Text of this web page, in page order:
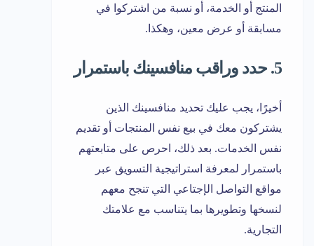
المنتج أو الخدمة، أو نسبة من اشتركوا في
مسابقة أو عرض معين، وهكذا.
5. حدد وراقب منافسينك باستمرار
أخيرًا، يجب عليك تحديد منافسينك الذين
يشتركون معك في بيع نفس المنتجات أو تقديم
نفس الخدمات. بعد ذلك، احرص على متابعتهم
باستمرار لمعرفة استراتيجية التسويق عبر
مواقع التواصل الإجتاعي التي تنجح معهم
لنسخها وتطويرها بما يتناسب مع علامتك
التجارية.